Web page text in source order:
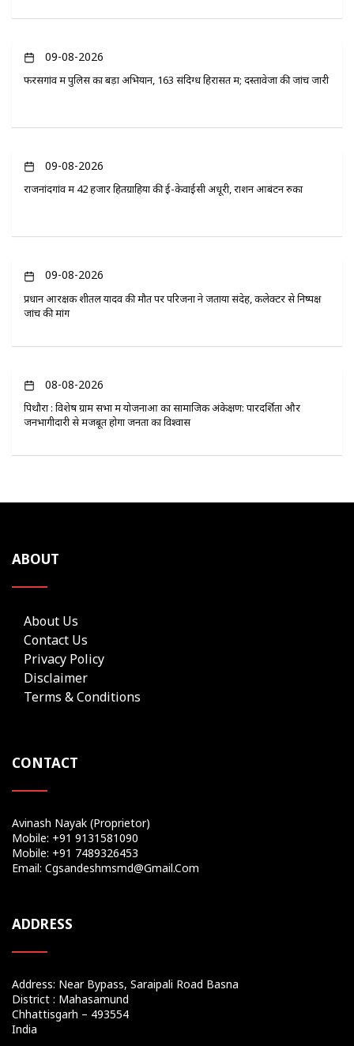
09-08-2026
फरसगांव में पुलिस का बड़ा अभियान, 163 संदिग्ध हिरासत में; दस्तावेजों की जांच जारी
09-08-2026
राजनांदगांव में 42 हजार हितग्राहियों की ई-केवाईसी अधूरी, राशन आबंटन रुका
09-08-2026
प्रधान आरक्षक शीतल यादव की मौत पर परिजनों ने जताया संदेह, कलेक्टर से निष्पक्ष
जांच की मांग
08-08-2026
पिथौरा : विशेष ग्राम सभा में योजनाओं का सामाजिक अंकेक्षण: पारदर्शिता और
जनभागीदारी से मजबूत होगा जनता का विश्वास
ABOUT
About Us
Contact Us
Privacy Policy
Disclaimer
Terms & Conditions
CONTACT
Avinash Nayak (Proprietor)
Mobile: +91 9131581090
Mobile: +91 7489326453
Email: Cgsandeshmsmd@gmail.com
ADDRESS
Address: Near Bypass, Saraipali Road Basna
District : Mahasamund
Chhattisgarh – 493554
India